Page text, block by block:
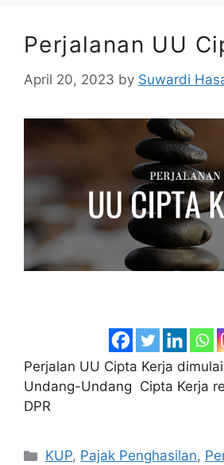
Perjalanan UU
April 20, 2023 by Suwardi
Perjalan UU Cipta Kerja
Undang-Undang Cipta Kerja
DPR
Categories
KUP, Pajak Penghasilan,